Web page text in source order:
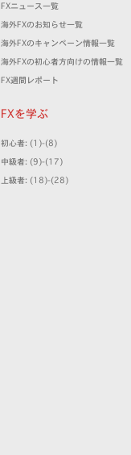
FXニュース一覧
海外FXのお知らせ一覧
海外FXのキャンペーン情報一覧
海外FXの初心者方向けの情報一覧
FX週間レポート
FXを学ぶ
初心者: (1)-(8)
中級者: (9)-(17)
上級者: (18)-(28)